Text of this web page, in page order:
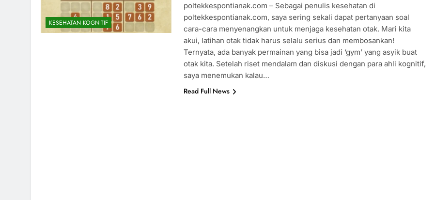
KESEHATAN KOGNITIF
poltekkespontianak.com – Sebagai penulis kesehatan di
poltekkespontianak.com, saya sering sekali dapat pertanyaan soal
cara-cara menyenangkan untuk menjaga kesehatan otak. Mari kita
akui, latihan otak tidak harus selalu serius dan membosankan!
Ternyata, ada banyak permainan yang bisa jadi ‘gym’ yang asyik buat
otak kita. Setelah riset mendalam dan diskusi dengan para ahli kognitif,
saya menemukan kalau…
Read Full News